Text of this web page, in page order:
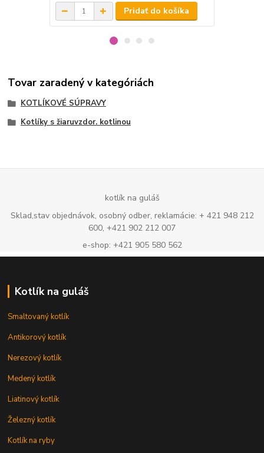
Pridať do košíka
Tovar zaradený v kategóriách
KOTLÍKOVÉ SÚPRAVY
Kotlíky s žiaruvzdor. kotlinou
kotlík na guláš
Sklad,stav objednávok, osobný odber, reklamácie: + 421 948 212
600, +421 902 212 007
e-shop: +421 905 580 562
Kotlík na guláš
Smaltovaný kotlík
Antikorový kotlík
Nerezový kotlík
Medený kotlík
Liatinový kotlík
Železný kotlík
Kotlík na ryby